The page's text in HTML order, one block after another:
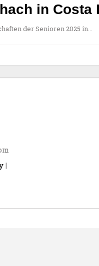
in Costa
der Senioren 2025 in
|